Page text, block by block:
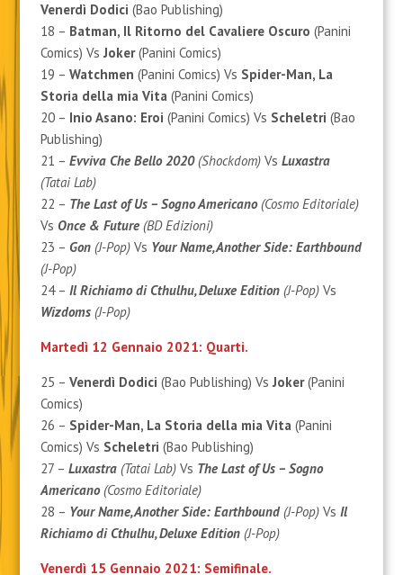
Venerdì Dodici (Bao Publishing)
18 – Batman, Il Ritorno del Cavaliere Oscuro (Panini
Comics) VsJoker (Panini Comics)
19 – Watchmen (Panini Comics) Vs Spider-Man, La
Storia della mia Vita (Panini Comics)
20 – Inio Asano: Eroi (Panini Comics) Vs Scheletri (Bao
Publishing)
21 – Evviva Che Bello 2020(Shockdom)Vs Luxastra
(Tatai Lab)
22 – The Last of Us – Sogno Americano(Cosmo Editoriale)
Vs Once & Future(BD Edizioni)
23 – Gon(J-Pop)Vs Your Name, Another Side: Earthbound
(J-Pop)
24 – Il Richiamo di Cthulhu, Deluxe Edition(J-Pop)Vs
Wizdoms(J-Pop)
Martedì 12 Gennaio 2021: Quarti.
25 – Venerdì Dodici (Bao Publishing) VsJoker (Panini
Comics)
26 – Spider-Man, La Storia della mia Vita (Panini
Comics) Vs Scheletri (Bao Publishing)
27 – Luxastra(Tatai Lab)Vs The Last of Us – Sogno
Americano(Cosmo Editoriale)
28 – Your Name, Another Side: Earthbound(J-Pop)Vs Il
Richiamo di Cthulhu, Deluxe Edition(J-Pop)
Venerdì 15 Gennaio 2021: Semifinale.